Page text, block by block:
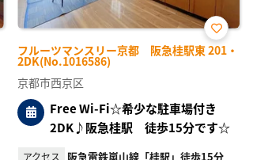
フルーツマンスリー京都 阪急桂駅東 201・
2DK(No.1016586)
お気
に入
京都市西京区
Free Wi-Fi☆希少な駐車場付き
2DK♪阪急桂駅 徒歩15分です☆
アクセス 阪急電鉄嵐山線「桂駅」徒歩15分